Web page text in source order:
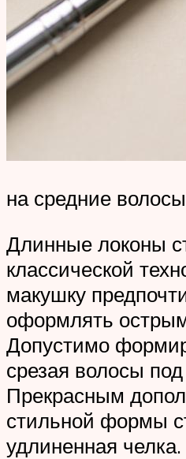
на средние волосы
Длинные локоны
классической
макушку
оформлять
Допустимо
срезая волосы
Прекрасным
стильной формы
удлиненная челка.